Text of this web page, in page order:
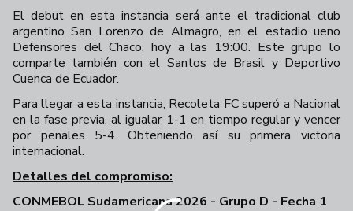
El debut en esta instancia será ante el tradicional club
argentino San Lorenzo de Almagro, en el estadio ueno
Defensores del Chaco, hoy a las 19:00. Este grupo lo
comparte también con el Santos de Brasil y Deportivo
Cuenca de Ecuador.
Para llegar a esta instancia, Recoleta FC superó a Nacional
en la fase previa, al igualar 1-1 en tiempo regular y vencer
por penales 5-4. Obteniendo así su primera victoria
internacional.
Detalles del compromiso:
CONMEBOL Sudamericana 2026 - Grupo D - Fecha 1